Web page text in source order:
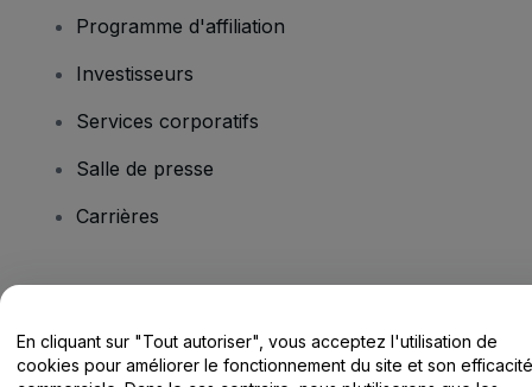
Programme d'affiliation
Investisseurs
Services corporatifs
Salle de presse
Carrières
Centre d'assistance / Nous contacter
En cliquant sur "Tout autoriser", vous acceptez l'utilisation de
cookies pour améliorer le fonctionnement du site et son efficacité